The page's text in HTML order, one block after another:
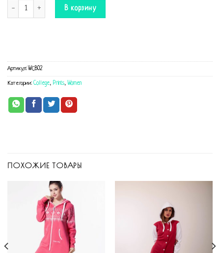
Количество Комбинезон Bomber Navy
В корзину
Артикул: WСB02
Категории: College, Prints, Women
ПОХОЖИЕ ТОВАРЫ